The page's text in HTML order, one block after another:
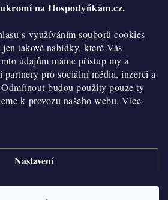
na Hospodyňkám.cz.
s využíváním souborů cookies
takové nabídky, které Vás
údajům máme přístup my a
partnery pro sociální média, inzerci a
budou použity pouze ty
k provozu našeho webu. Více
Nastavení
cookies